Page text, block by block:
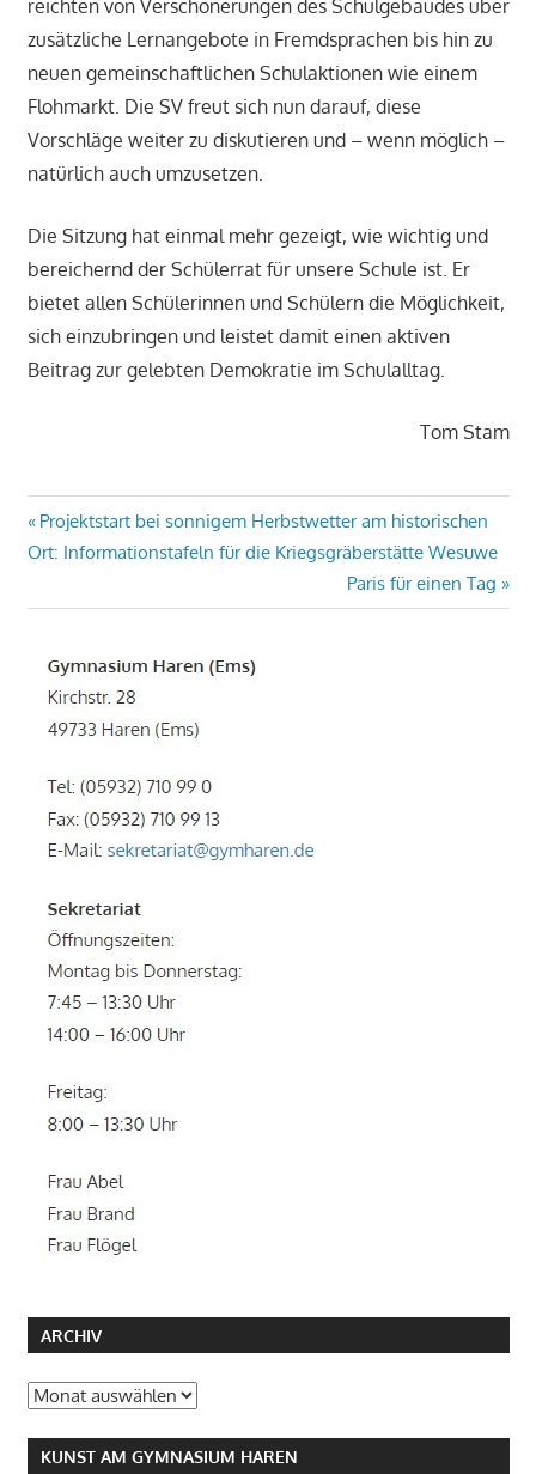
reichten von Verschönerungen des Schulgebäudes über
zusätzliche Lernangebote in Fremdsprachen bis hin zu
neuen gemeinschaftlichen Schulaktionen wie einem
Flohmarkt. Die SV freut sich nun darauf, diese
Vorschläge weiter zu diskutieren und – wenn möglich –
natürlich auch umzusetzen.
Die Sitzung hat einmal mehr gezeigt, wie wichtig und
bereichernd der Schülerrat für unsere Schule ist. Er
bietet allen Schülerinnen und Schülern die Möglichkeit,
sich einzubringen und leistet damit einen aktiven
Beitrag zur gelebten Demokratie im Schulalltag.
Tom Stam
Beitragsnavigation
Vorheriger
Beitrag:
Projektstart bei sonnigem Herbstwetter am historischen
Ort: Informationstafeln für die Kriegsgräberstätte Wesuwe
Nächster
Beitrag:
Paris für einen Tag
ARCHIV
Archiv
KUNST AM GYMNASIUM HAREN